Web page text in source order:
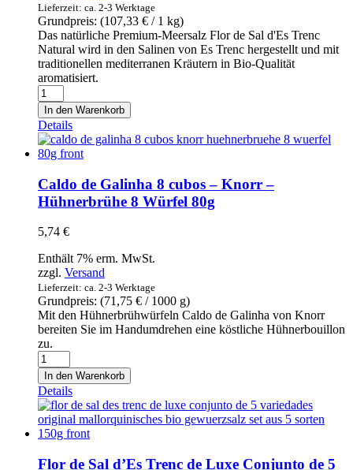
Lieferzeit: ca. 2-3 Werktage
Grundpreis: (107,33 € / 1 kg)
Das natürliche Premium-Meersalz Flor de Sal d'Es Trenc
Natural wird in den Salinen von Es Trenc hergestellt und mit
traditionellen mediterranen Kräutern in Bio-Qualität
aromatisiert.
Flor
de
Sal
d'Es
Trenc
Mediterránea
Original
mallorquinisches
Gewürzsalz
Menge
In den Warenkorb
Details
Caldo de Galinha 8 cubos – Knorr –
Hühnerbrühe 8 Würfel 80g
5,74 €
Enthält 7% erm. MwSt.
zzgl. Versand
Lieferzeit: ca. 2-3 Werktage
Grundpreis: (71,75 € / 1000 g)
Mit den Hühnerbrühwürfeln Caldo de Galinha von Knorr
bereiten Sie im Handumdrehen eine köstliche Hühnerbouillon
zu.
Caldo
de
Galinha
8
cubos
-
Knorr
-
In den Warenkorb
Details
Flor de Sal d’Es Trenc de Luxe Conjunto de 5